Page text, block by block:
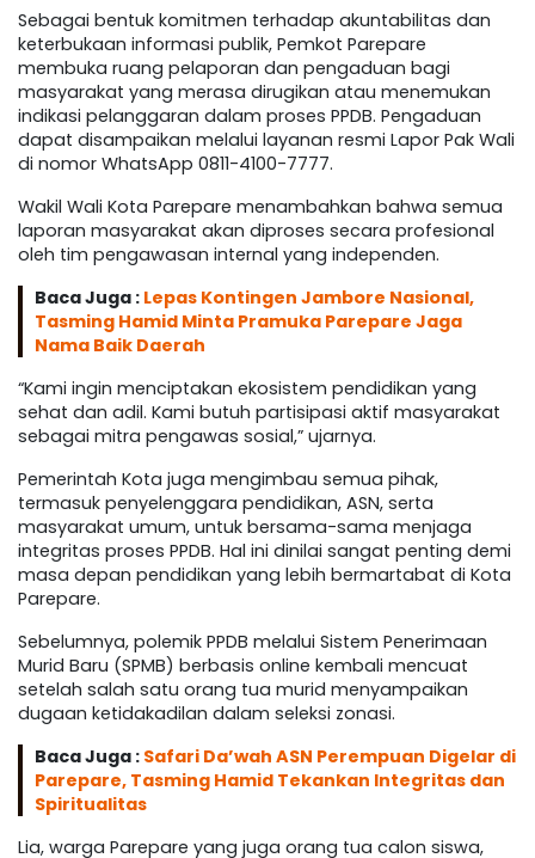
Sebagai bentuk komitmen terhadap akuntabilitas dan
keterbukaan informasi publik, Pemkot Parepare
membuka ruang pelaporan dan pengaduan bagi
masyarakat yang merasa dirugikan atau menemukan
indikasi pelanggaran dalam proses PPDB. Pengaduan
dapat disampaikan melalui layanan resmi Lapor Pak Wali
di nomor WhatsApp 0811-4100-7777.
Wakil Wali Kota Parepare menambahkan bahwa semua
laporan masyarakat akan diproses secara profesional
oleh tim pengawasan internal yang independen.
Baca Juga : Lepas Kontingen Jambore Nasional,
Tasming Hamid Minta Pramuka Parepare Jaga
Nama Baik Daerah
“Kami ingin menciptakan ekosistem pendidikan yang
sehat dan adil. Kami butuh partisipasi aktif masyarakat
sebagai mitra pengawas sosial,” ujarnya.
Pemerintah Kota juga mengimbau semua pihak,
termasuk penyelenggara pendidikan, ASN, serta
masyarakat umum, untuk bersama-sama menjaga
integritas proses PPDB. Hal ini dinilai sangat penting demi
masa depan pendidikan yang lebih bermartabat di Kota
Parepare.
Sebelumnya, polemik PPDB melalui Sistem Penerimaan
Murid Baru (SPMB) berbasis online kembali mencuat
setelah salah satu orang tua murid menyampaikan
dugaan ketidakadilan dalam seleksi zonasi.
Baca Juga : Safari Da’wah ASN Perempuan Digelar di
Parepare, Tasming Hamid Tekankan Integritas dan
Spiritualitas
Lia, warga Parepare yang juga orang tua calon siswa,